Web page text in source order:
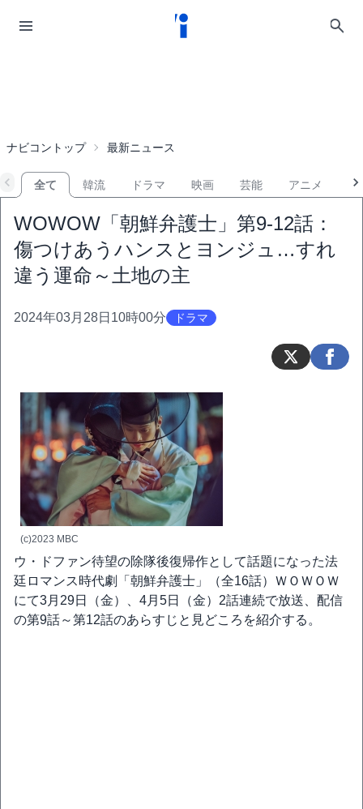
ナビコントップ 最新ニュース
全て 韓流 ドラマ 映画 芸能 アニメ
WOWOW「朝鮮弁護士」第9-12話：
傷つけあうハンスとヨンジュ…すれ
違う運命～土地の主
2024年03月28日10時00分 ドラマ
(c)2023 MBC
ウ・ドファン待望の除隊後復帰作として話題になった法
廷ロマンス時代劇「朝鮮弁護士」（全16話）ＷＯＷＯＷ
にて3月29日（金）、4月5日（金）2話連続で放送、配信
の第9話～第12話のあらすじと見どころを紹介する。